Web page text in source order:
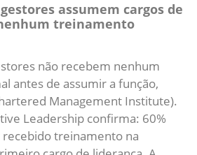
assumem cargos de
treinamento
não recebem nenhum
antes de assumir a função,
Management Institute).
Leadership confirma: 60%
treinamento na